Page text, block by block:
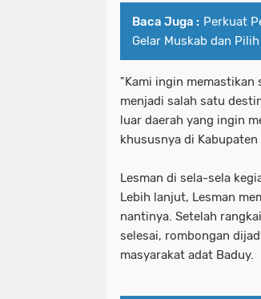
Baca Juga : Perkuat
Gelar Muskab dan
"Kami ingin memastikan
menjadi salah satu
luar daerah yang ingin
khususnya di Kabupaten
Lesman di sela-sela
Lebih lanjut, Lesman
nantinya. Setelah
selesai, rombongan
masyarakat adat Baduy.